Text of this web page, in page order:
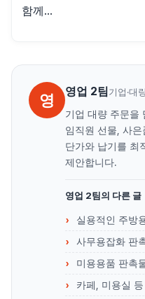
함께...
영 영업 2팀 기업·대
기업 대량 주문을
임직원 선물, 사
단가와 납기를 최
제안합니다.
영업 2팀의 다른 글